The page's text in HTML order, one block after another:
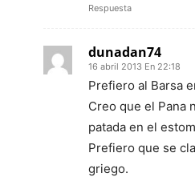
Respuesta
dunadan74
16 abril 2013 En 22:18
Prefiero al Barsa
Creo que el Pana
patada en el
Prefiero que se
griego.